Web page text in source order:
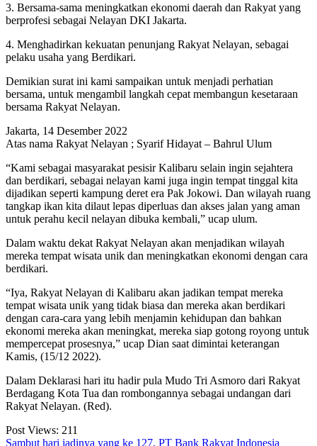
3. Bersama-sama meningkatkan ekonomi daerah dan Rakyat yang
berprofesi sebagai Nelayan DKI Jakarta.
4. Menghadirkan kekuatan penunjang Rakyat Nelayan, sebagai
pelaku usaha yang Berdikari.
Demikian surat ini kami sampaikan untuk menjadi perhatian
bersama, untuk mengambil langkah cepat membangun kesetaraan
bersama Rakyat Nelayan.
Jakarta, 14 Desember 2022
Atas nama Rakyat Nelayan ; Syarif Hidayat – Bahrul Ulum
“Kami sebagai masyarakat pesisir Kalibaru selain ingin sejahtera
dan berdikari, sebagai nelayan kami juga ingin tempat tinggal kita
dijadikan seperti kampung deret era Pak Jokowi. Dan wilayah ruang
tangkap ikan kita dilaut lepas diperluas dan akses jalan yang aman
untuk perahu kecil nelayan dibuka kembali,” ucap ulum.
Dalam waktu dekat Rakyat Nelayan akan menjadikan wilayah
mereka tempat wisata unik dan meningkatkan ekonomi dengan cara
berdikari.
“Iya, Rakyat Nelayan di Kalibaru akan jadikan tempat mereka
tempat wisata unik yang tidak biasa dan mereka akan berdikari
dengan cara-cara yang lebih menjamin kehidupan dan bahkan
ekonomi mereka akan meningkat, mereka siap gotong royong untuk
mempercepat prosesnya,” ucap Dian saat dimintai keterangan
Kamis, (15/12 2022).
Dalam Deklarasi hari itu hadir pula Mudo Tri Asmoro dari Rakyat
Berdagang Kota Tua dan rombongannya sebagai undangan dari
Rakyat Nelayan. (Red).
Post Views: 211
Sambut hari jadinya yang ke 127, PT Bank Rakyat Indonesia